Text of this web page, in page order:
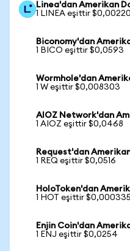
Linea'dan Amerikan
1 LINEA eşittir
Biconomy'dan
1 BICO eşittir $0,0593
Wormhole'dan
1 W eşittir $0,008303
AIOZ Network'dan
1 AIOZ eşittir $0,0468
Request'dan
1 REQ eşittir $0,0516
HoloToken'dan
1 HOT eşittir $0,000335
Enjin Coin'dan
1 ENJ eşittir $0,0254